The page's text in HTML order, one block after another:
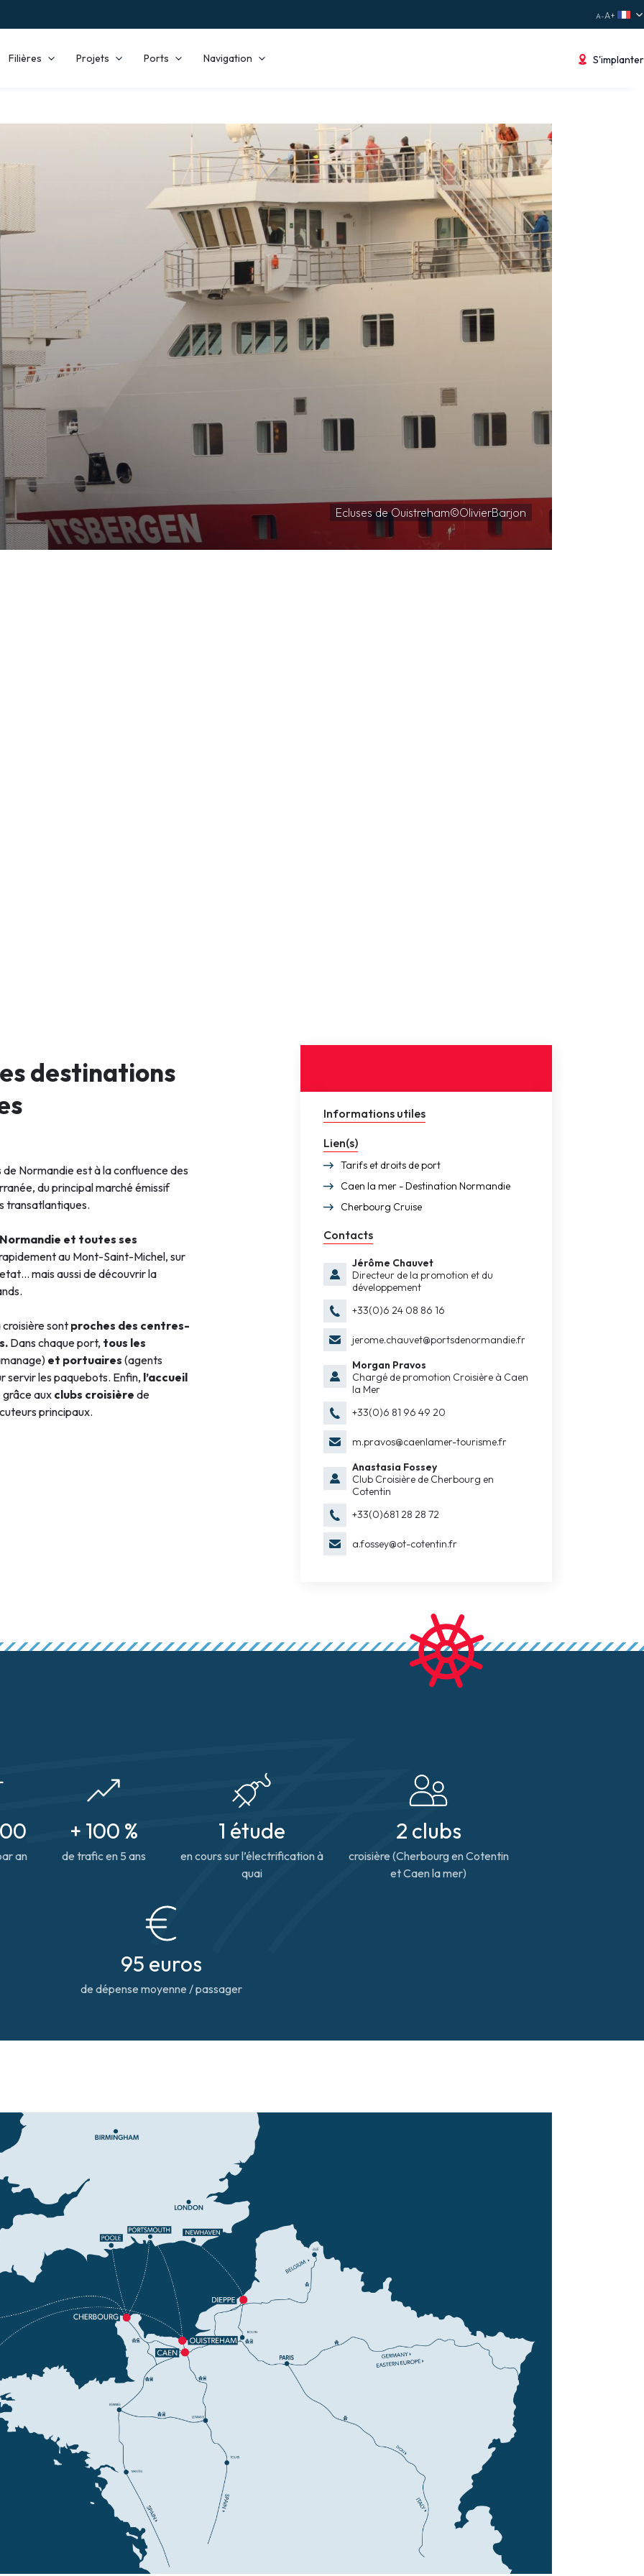
Filières Projets Ports Navigation S'implanter
Le terminal croisière du Port de Cherbourg ® HervéDrouot
destinations
de Normandie est à la confluence des
du principal marché émissif
transatlantiques.
et toutes ses
au Mont-Saint-Michel, sur
mais aussi de découvrir la
sont proches des centres-
Dans chaque port, tous les
et portuaires (agents
servir les paquebots. Enfin, l’accueil
grâce aux clubs croisière de
principaux.
Informations utiles
Lien(s)
Tarifs et droits de port
Caen la mer - Destination Normandie
Cherbourg Cruise
Contacts
Jérôme Chauvet
Directeur de la promotion et du
développement
+33(0)6 24 08 86 16
jerome.chauvet@portsdenormandie.fr
Morgan Pravos
Chargé de promotion Croisière à Caen
la Mer
+33(0)6 81 96 49 20
m.pravos@caenlamer-tourisme.fr
Anastasia Fossey
Club Croisière de Cherbourg en
Cotentin
+33(0)681 28 28 72
a.fossey@ot-cotentin.fr
an
+ 100 %
de trafic en 5 ans
1 étude
en cours sur l’électrification à
quai
2 clubs
croisière (Cherbourg en Cotentin
et Caen la mer)
95 euros
de dépense moyenne / passager